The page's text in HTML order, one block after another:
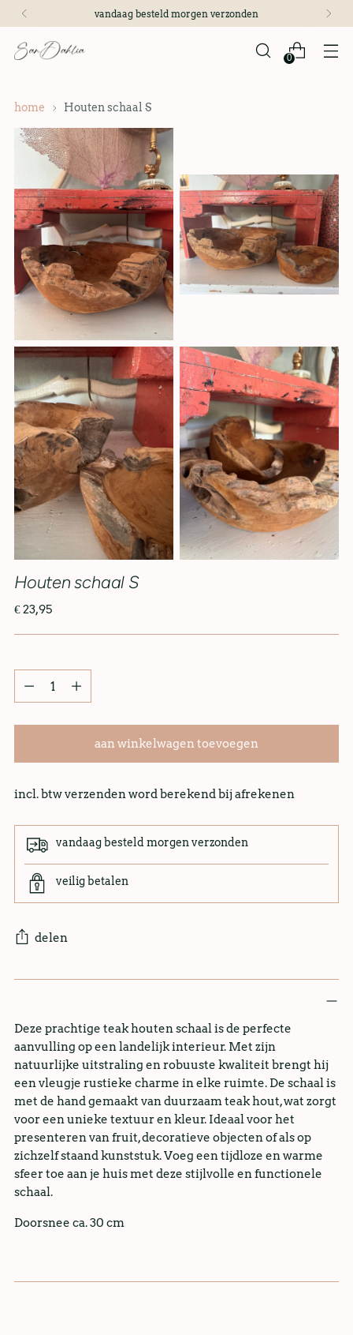
vandaag besteld morgen verzonden
0
home Houten schaal S
Houten schaal S
€ 23,95
aan winkelwagen toevoegen
incl. btw verzenden word berekend bij afrekenen
vandaag besteld morgen verzonden
veilig betalen
delen
Deze prachtige teak houten schaal is de perfecte
aanvulling op een landelijk interieur. Met zijn
natuurlijke uitstraling en robuuste kwaliteit brengt hij
een vleugje rustieke charme in elke ruimte. De schaal is
met de hand gemaakt van duurzaam teak hout, wat zorgt
voor een unieke textuur en kleur. Ideaal voor het
presenteren van fruit, decoratieve objecten of als op
zichzelf staand kunststuk. Voeg een tijdloze en warme
sfeer toe aan je huis met deze stijlvolle en functionele
schaal.
Doorsnee ca. 30 cm